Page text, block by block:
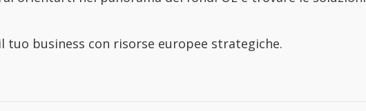
business con risorse europee strategiche.